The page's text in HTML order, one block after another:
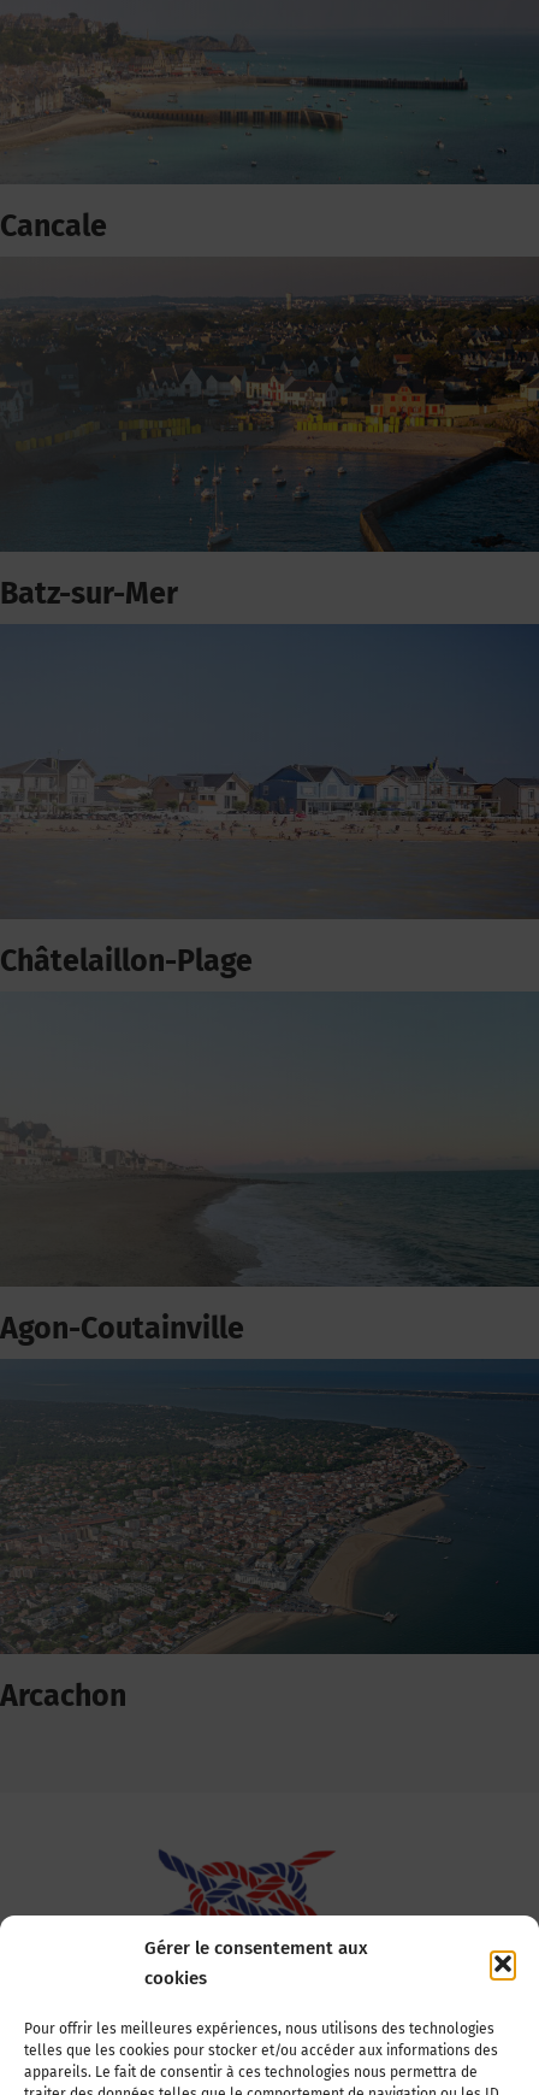
Gérer le consentement aux
cookies
Pour offrir les meilleures expériences, nous utilisons des technologies
telles que les cookies pour stocker et/ou accéder aux informations des
appareils. Le fait de consentir à ces technologies nous permettra de
Cancale
Batz-sur-Mer
Châtelaillon-Plage
Agon-Coutainville
Arcachon
Association Nationale des Elus des Littoraux
22, boulevard de la Tour-Maubourg
75007 Paris